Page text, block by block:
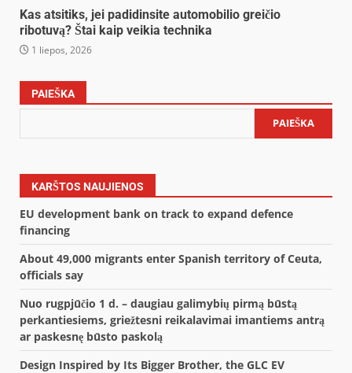
Kas atsitiks, jei padidinsite automobilio greičio
ribotuvą? Štai kaip veikia technika
1 liepos, 2026
PAIEŠKA
PAIEŠKA
KARŠTOS NAUJIENOS
EU development bank on track to expand defence
financing
About 49,000 migrants enter Spanish territory of Ceuta,
officials say
Nuo rugpjūčio 1 d. – daugiau galimybių pirmą būstą
perkantiesiems, griežtesni reikalavimai imantiems antrą
ar paskesnę būsto paskolą
Design Inspired by Its Bigger Brother, the GLC EV